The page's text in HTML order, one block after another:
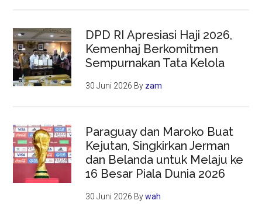
DPD RI Apresiasi Haji 2026,
Kemenhaj Berkomitmen
Sempurnakan Tata Kelola
30 Juni 2026 By zam
Paraguay dan Maroko Buat
Kejutan, Singkirkan Jerman
dan Belanda untuk Melaju ke
16 Besar Piala Dunia 2026
30 Juni 2026 Bywah